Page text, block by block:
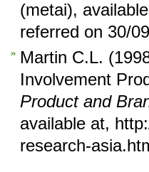
(metai),
referred on 30/
Martin C.L.
Involvement
Product and
available at,
research-